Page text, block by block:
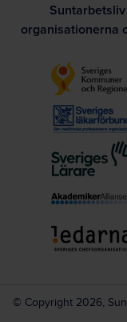
organisationerna
© Copyright 2026,